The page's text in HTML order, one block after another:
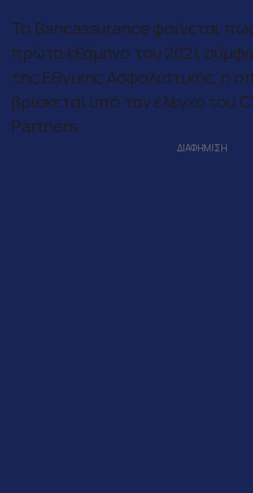
To Bancassurance φαίνεται
πρώτο εξάμηνο του 2021,
της Εθνικής Ασφαλιστικής, η
βρίσκεται υπό τον έλεγχο του
Partners.